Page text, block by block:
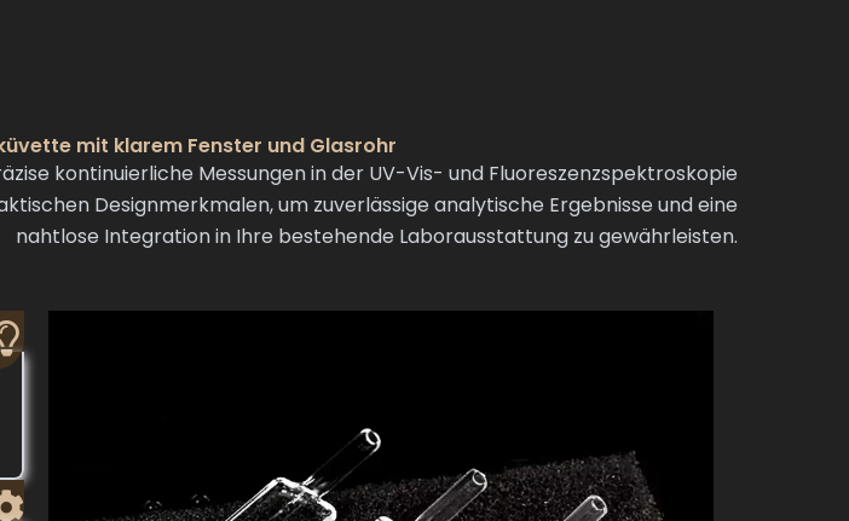
mit klarem Fenster und Glasrohr
kontinuierliche Messungen in der UV-Vis- und Fluoreszenzspektroskopie
Designmerkmalen, um zuverlässige analytische Ergebnisse und eine
nahtlose Integration in Ihre bestehende Laborausstattung zu gewährleisten.